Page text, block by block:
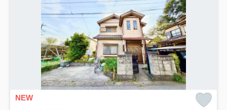
NEW